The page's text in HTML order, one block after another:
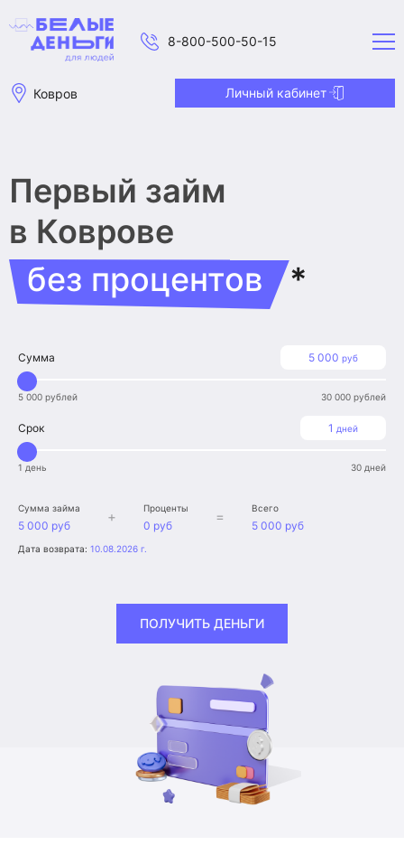
8-800-500-50-15
Ковров Личный кабинет
Первый займ
в Коврове
без процентов
*
5 000 руб
Сумма
5 000 рублей 30 000 рублей
1 дней
Срок
1 день 30 дней
Сумма займа
5 000 руб
+ Проценты
0 руб
= Всего
5 000 руб
Дата возврата: 10.08.2026 г.
ПОЛУЧИТЬ ДЕНЬГИ